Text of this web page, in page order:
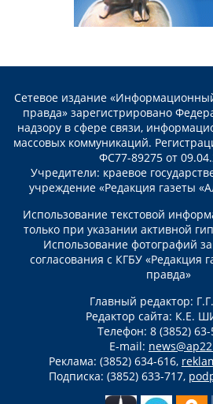
Сетевое издание
правда» зарегистрировано
надзору в сфере связи,
массовых коммуникаций.
ФС77-89275 от
Учредители: краевое
учреждение «Редакция газеты
Использование текстовой
только при указании активной
Использование фотографий
согласования с КГБУ «Редакция
правда»
Главный редактор:
Редактор сайта: К.Е.
Телефон: 8 (3852)
E-mail:
Реклама: (3852) 634-616,
Подписка: (3852) 633-717,